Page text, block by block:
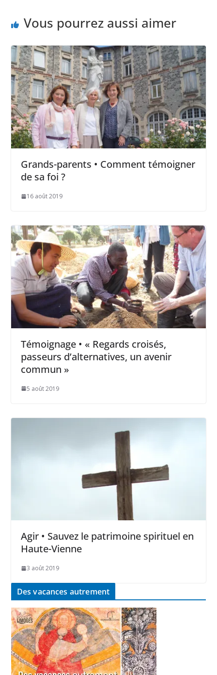
Vous pourrez aussi aimer
Grands-parents • Comment témoigner
de sa foi ?
16 août 2019
Témoignage • « Regards croisés,
passeurs d’alternatives, un avenir
commun »
5 août 2019
Agir • Sauvez le patrimoine spirituel en
Haute-Vienne
3 août 2019
Des vacances autrement